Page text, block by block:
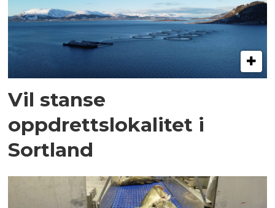
Vil stanse
oppdrettslokalitet i
Sortland